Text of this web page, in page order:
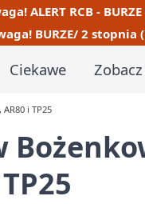
ALERT RCB -
BURZE/ 2 stopnia
Ciekawe Zobacz
i TP25